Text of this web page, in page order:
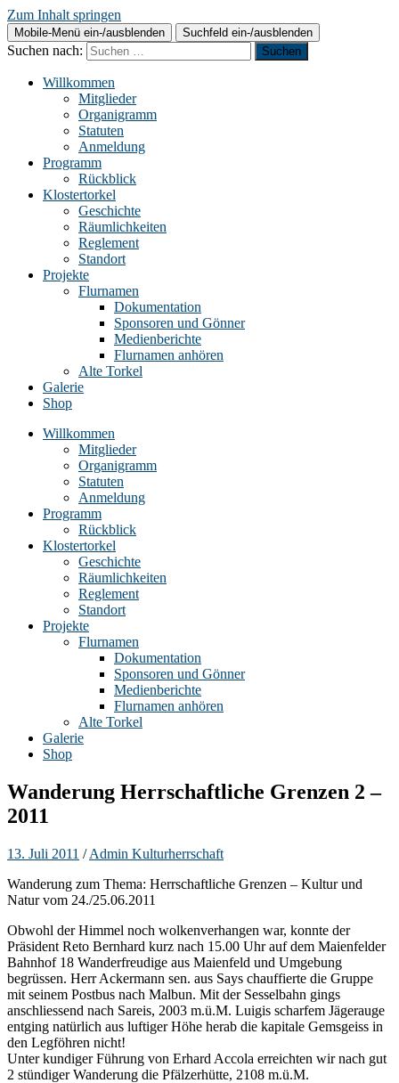
Zum Inhalt springen
Mobile-Menü ein-/ausblenden Suchfeld ein-/ausblenden
Suchen nach:
Willkommen
Mitglieder
Organigramm
Statuten
Anmeldung
Programm
Rückblick
Klostertorkel
Geschichte
Räumlichkeiten
Reglement
Standort
Projekte
Flurnamen
Dokumentation
Sponsoren und Gönner
Medienberichte
Flurnamen anhören
Alte Torkel
Galerie
Shop
Willkommen
Mitglieder
Organigramm
Statuten
Anmeldung
Programm
Rückblick
Klostertorkel
Geschichte
Räumlichkeiten
Reglement
Standort
Projekte
Flurnamen
Dokumentation
Sponsoren und Gönner
Medienberichte
Flurnamen anhören
Alte Torkel
Galerie
Shop
Wanderung Herrschaftliche Grenzen 2 –
2011
13. Juli 2011 /Admin Kulturherrschaft
Wanderung zum Thema: Herrschaftliche Grenzen – Kultur und
Natur vom 24./25.06.2011
Obwohl der Himmel noch wolkenverhangen war, konnte der
Präsident Reto Bernhard kurz nach 15.00 Uhr auf dem Maienfelder
Bahnhof 18 Wanderfreudige aus Maienfeld und Umgebung
begrüssen. Herr Ackermann sen. aus Says chauffierte die Gruppe
mit seinem Postbus nach Malbun. Mit der Sesselbahn gings
anschliessend nach Sareis, 2003 m.ü.M. Luigis scharfem Jägerauge
entging natürlich aus luftiger Höhe herab die kapitale Gemsgeiss in
den Legföhren nicht!
Unter kundiger Führung von Erhard Accola erreichten wir nach gut
2 stündiger Wanderung die Pfälzerhütte, 2108 m.ü.M.